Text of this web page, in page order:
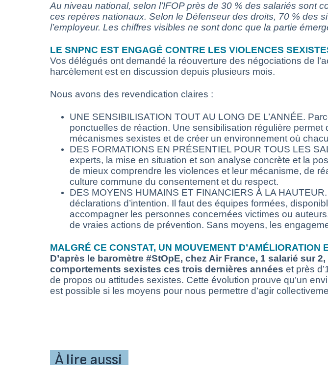
Au niveau national, selon l’IFOP près de 30 % des salariés sont
ces repères nationaux. Selon le Défenseur des droits, 70 % des
l’employeur. Les chiffres visibles ne sont donc que la partie
LE SNPNC EST ENGAGÉ CONTRE LES VIOLENCES
Vos délégués ont demandé la réouverture des négociations de
harcèlement est en discussion depuis plusieurs mois.
Nous avons des revendication claires :
UNE SENSIBILISATION TOUT AU LONG DE L’ANNÉE.
ponctuelles de réaction. Une sensibilisation régulière
mécanismes sexistes et de créer un environnement où
DES FORMATIONS EN PRÉSENTIEL POUR TOUS LES
experts, la mise en situation et son analyse concrète et la
de mieux comprendre les violences et leur mécanisme, de
culture commune du consentement et du respect.
DES MOYENS HUMAINS ET FINANCIERS À LA
déclarations d’intention. Il faut des équipes formées,
accompagner les personnes concernées victimes ou
de vraies actions de prévention. Sans moyens, les
MALGRÉ CE CONSTAT, UN MOUVEMENT D’AMÉLIORATION
D’après le baromètre #StOpE, chez Air France, 1 salarié sur
comportements sexistes ces trois dernières années et près
de propos ou attitudes sexistes. Cette évolution prouve qu’un
est possible si les moyens pour nous permettre d’agir
À lire aussi